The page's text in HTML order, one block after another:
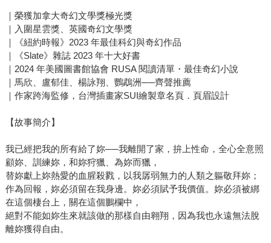
｜榮獲加拿大奇幻文學獎極光獎
｜入圍星雲獎、英國奇幻文學獎
｜《紐約時報》2023 年最佳科幻與奇幻作品
｜《Slate》雜誌 2023 年十大好書
｜2024 年美國圖書館協會 RUSA 閱讀清單・最佳奇幻小說
｜馬欣、盧郁佳、楊詠翔、鸚鵡洲──齊聲推薦
｜作家跨海監修，台灣插畫家SUI繪製章名頁．頁眉設計
【故事簡介】
我已經把我的所有給了妳──我離開了家，拚上性命，全心全意照
顧妳、訓練妳，和妳狩獵、為妳而獵，
替妳獻上妳熱愛的血腥殺戮，以我孱弱無力的人類之軀敬拜妳；
作為回報，妳必須留在我身邊。妳必須賦予我價值。妳必須被綁
在這個棲台上，關在這個鵬欄中，
絕對不能如妳生來就該做的那樣自由翱翔，因為我也永遠無法脫
離妳獲得自由。